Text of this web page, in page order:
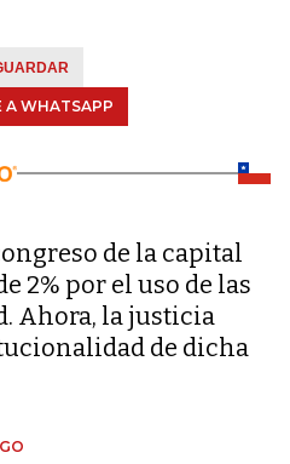
A WHATSAPP
de la capital
2% por el uso de las
Ahora, la justicia
de dicha